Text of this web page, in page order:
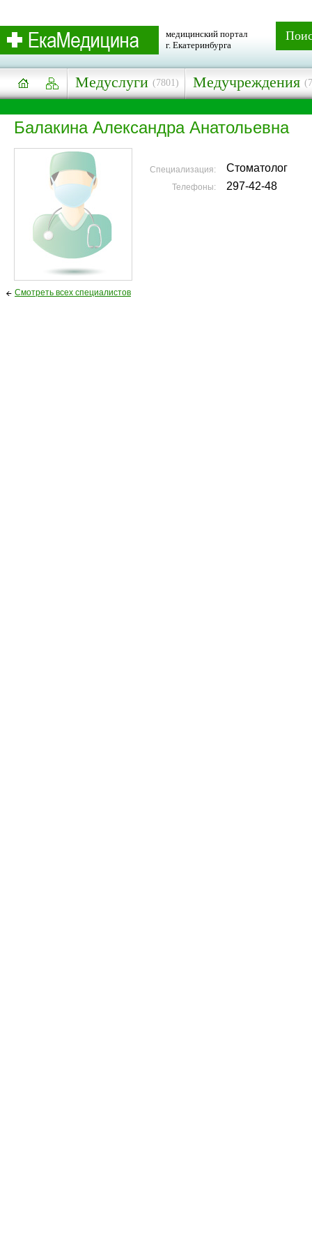
медицинский портал
г. Екатеринбурга
Медуслуги (7801) Медучреждения
Балакина Александра Анатольевна
Специализация: Стоматолог
Телефоны: 297-42-48
Смотреть всех специалистов